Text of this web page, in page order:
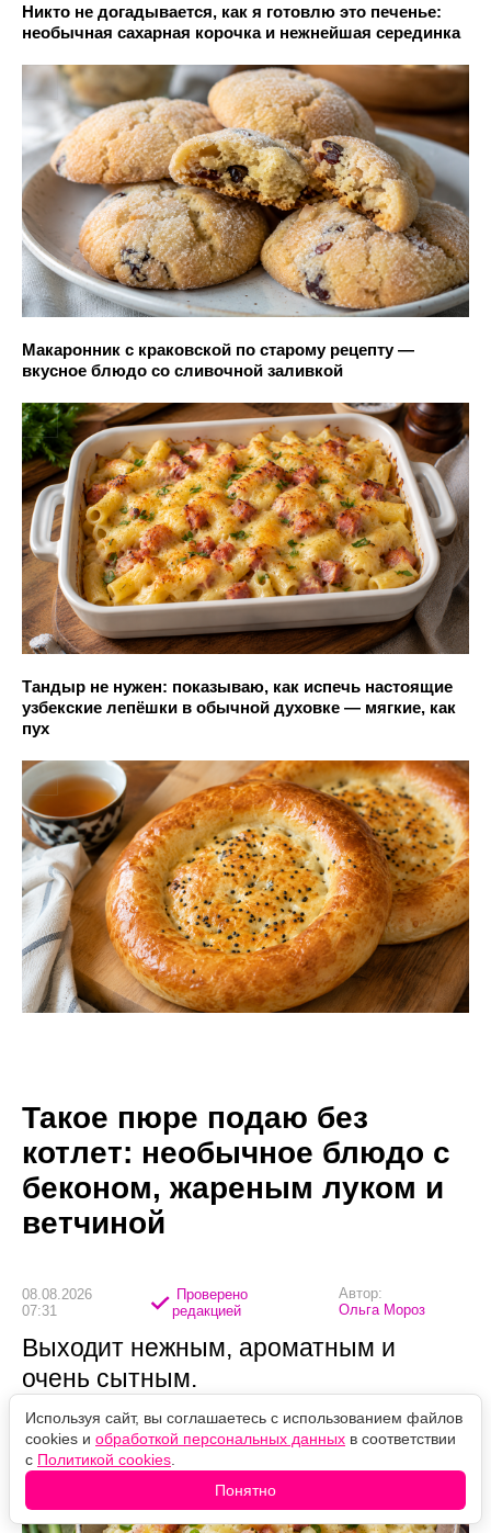
Никто не догадывается, как я готовлю это печенье:
необычная сахарная корочка и нежнейшая серединка
Макаронник с краковской по старому рецепту —
вкусное блюдо со сливочной заливкой
Тандыр не нужен: показываю, как испечь настоящие
узбекские лепёшки в обычной духовке — мягкие, как
пух
Такое пюре подаю без
котлет: необычное блюдо с
беконом, жареным луком и
ветчиной
08.08.2026
07:31
Проверено
редакцией
Автор:
Ольга Мороз
Выходит нежным, ароматным и
очень сытным.
Используя сайт, вы соглашаетесь с использованием файлов
cookies и обработкой персональных данных в соответствии
с Политикой cookies
Понятно